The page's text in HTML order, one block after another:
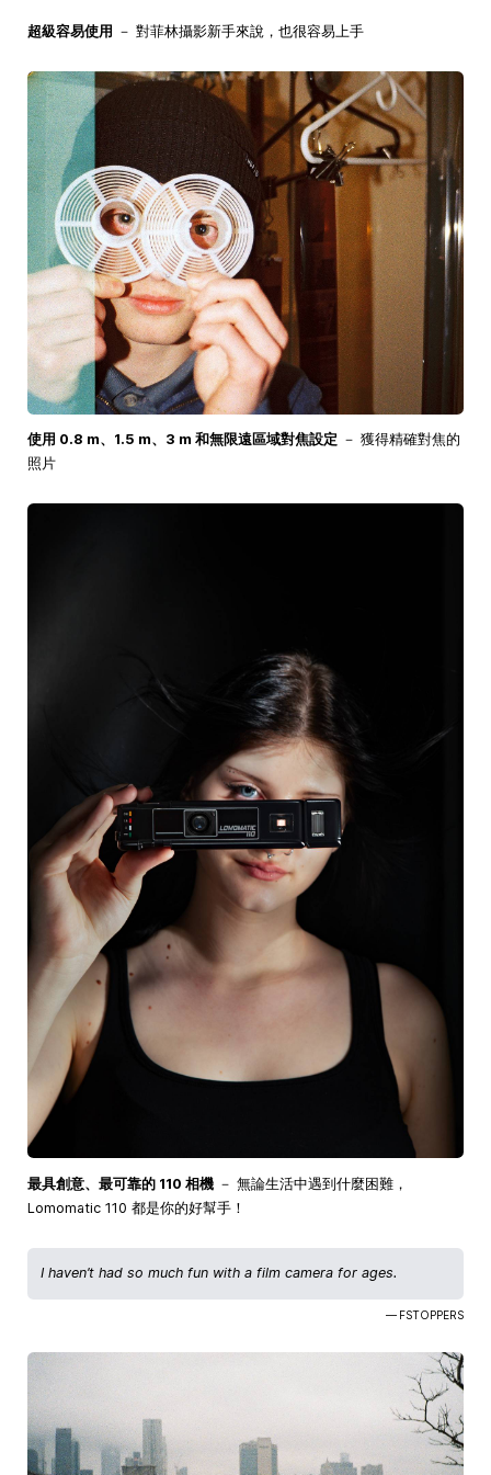
超級容易使用 － 對菲林攝影新手來說，也很容易上手
使用 0.8 m、1.5 m、3 m 和無限遠區域對焦設定 － 獲得精確對焦的
照片
最具創意、最可靠的 110 相機 － 無論生活中遇到什麼困難，
Lomomatic 110 都是你的好幫手！
I haven’t had so much fun with a film camera for ages.
— FSTOPPERS